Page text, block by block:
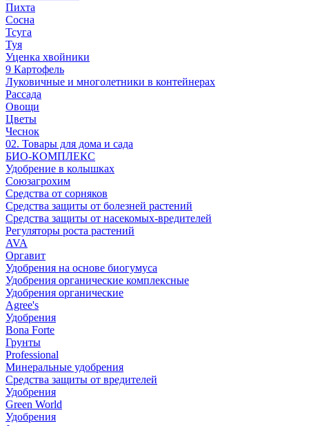
Пихта
Сосна
Тсуга
Туя
Уценка хвойники
9 Картофель
Луковичные и многолетники в контейнерах
Рассада
Овощи
Цветы
Чеснок
02. Товары для дома и сада
БИО-КОМПЛЕКС
Удобрение в колышках
Союзагрохим
Средства от сорняков
Средства защиты от болезней растений
Средства защиты от насекомых-вредителей
Регуляторы роста растений
AVA
Оргавит
Удобрения на основе биогумуса
Удобрения органические комплексные
Удобрения органические
Agree's
Удобрения
Bona Forte
Грунты
Professional
Минеральные удобрения
Средства защиты от вредителей
Удобрения
Green World
Удобрения